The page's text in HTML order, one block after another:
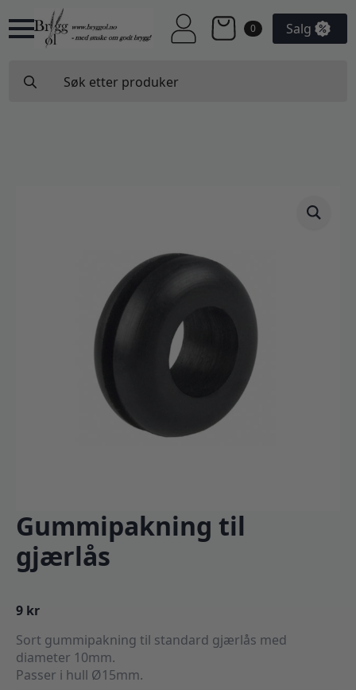
0 Salg
for:
Gummipakning til
gjærlås
9 kr
Sort gummipakning til standard gjærlås med
diameter 10mm.
Passer i hull Ø15mm.